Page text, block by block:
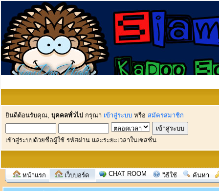
ยินดีต้อนรับคุณ, บุคคลทั่วไป กรุณา เข้าสู่ระบบ หรือ สมัครสมาชิก
เข้าสู่ระบบด้วยชื่อผู้ใช้ รหัสผ่าน และระยะเวลาในเซสชั่น
หน้าแรก เว็บบอร์ด CHAT ROOM วิธีใช้ ค้นหา